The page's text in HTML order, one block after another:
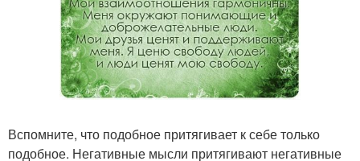
Вспомните, что подобное притягивает к себе только
подобное. Негативные мысли притягивают негативные